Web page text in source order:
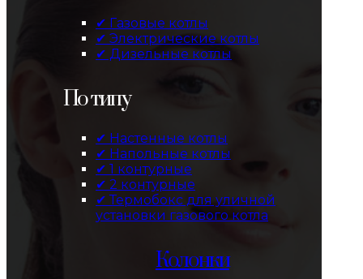
✔ Газовые котлы
✔ Электрические котлы
✔ Дизельные котлы
По типу
✔ Настенные котлы
✔ Напольные котлы
✔ 1 контурные
✔ 2 контурные
✔ Термобокс для уличной
установки газового котла
Колонки